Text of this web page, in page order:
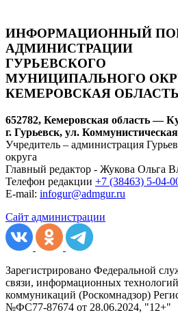
ИНФОРМАЦИОННЫЙ
АДМИНИСТРАЦИИ
ГУРЬЕВСКОГО
МУНИЦИПАЛЬНОГО
КЕМЕРОВСКАЯ
652782, Кемеровская область —
г. Гурьевск, ул.
Учредитель – администрация
округа
Главный редактор - Жукова Ольга
Телефон редакции +7 (38463) 5-04-
E-mail: infogur@admgur.ru
Сайт администрации
Зарегистрировано Федеральной
связи, информационных
коммуникаций (Роскомнадзор)
№ФС77-87674 от 28.06.2024, "12+"